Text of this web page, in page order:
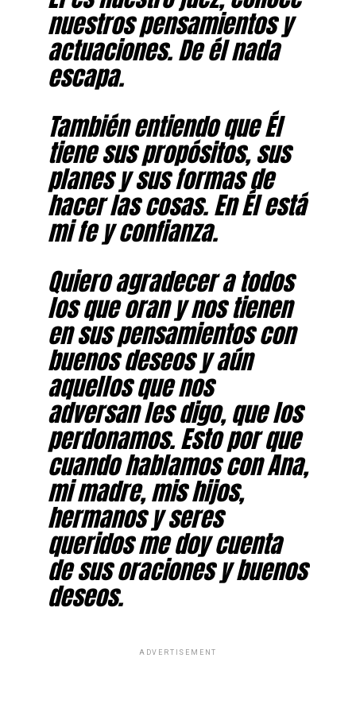
nuestros pensamientos y
actuaciones. De él nada
escapa.
También entiendo que Él
tiene sus propósitos, sus
planes y sus formas de
hacer las cosas. En Él está
mi fe y confianza.
Quiero agradecer a todos
los que oran y nos tienen
en sus pensamientos con
buenos deseos y aún
aquellos que nos
adversan les digo, que los
perdonamos. Esto por que
cuando hablamos con Ana,
mi madre, mis hijos,
hermanos y seres
queridos me doy cuenta
de sus oraciones y buenos
deseos.
ADVERTISEMENT